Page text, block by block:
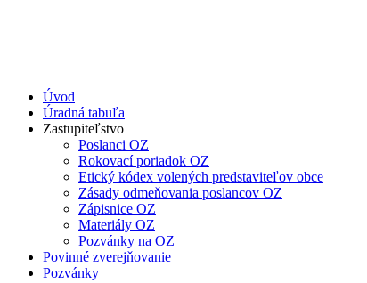
Úvod
Úradná tabuľa
Zastupiteľstvo
Poslanci OZ
Rokovací poriadok OZ
Etický kódex volených predstaviteľov obce
Zásady odmeňovania poslancov OZ
Zápisnice OZ
Materiály OZ
Pozvánky na OZ
Povinné zverejňovanie
Pozvánky